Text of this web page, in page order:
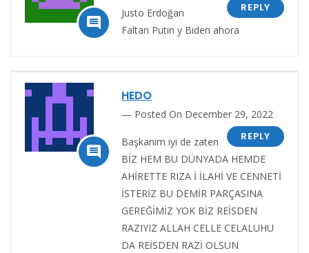

REPLY
Justo Erdoğan
Faltan Putin y Biden ahora

HEDO
Posted On December 29, 2022
REPLY
Başkanım iyi de zaten
BİZ HEM BU DÜNYADA HEMDE
AHİRETTE RIZA İ İLAHİ VE CENNETİ
İSTERİZ BU DEMİR PARÇASINA
GEREĞİMİZ YOK BİZ REİSDEN
RAZIYIZ ALLAH CELLE CELALUHU
DA REİSDEN RAZİ OLSUN